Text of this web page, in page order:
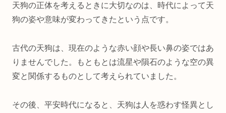
天狗の正体を考えるときに大切なのは、時代によって天
狗の姿や意味が変わってきたという点です。
古代の天狗は、現在のような赤い顔や長い鼻の姿ではあ
りませんでした。もともとは流星や隕石のような空の異
変と関係するものとして考えられていました。
その後、平安時代になると、天狗は人を惑わす怪異とし